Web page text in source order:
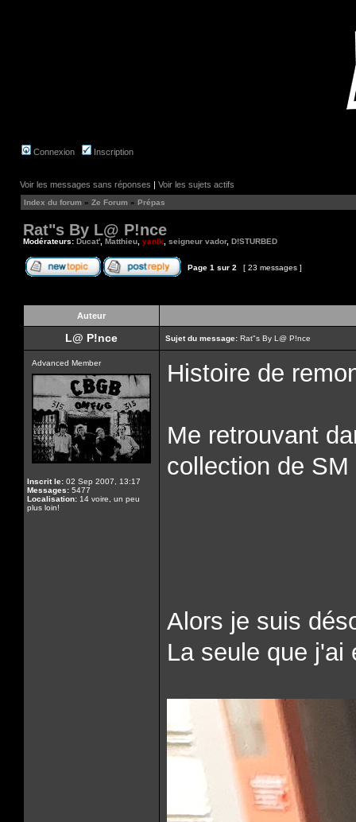
Connexion Inscription
Voir les messages sans réponses | Voir les sujets actifs
Index du forum » Ze Forum » Prépas
Rat"s By L@ P!nce
Modérateurs: Ducat' Matthieu yanik seigneur vador, D!STURBED
Page 1 sur 2 [ 23 messages ]
Auteur
L@ P!nce Sujet du message: Rat"s By L@ P!nce
Advanced Member
Inscrit le: 02 Sep 2007, 13:17
Messages: 5477
Localisation: 14 voire, un peu
plus loin!
Histoire de
Me retrouvant
collection de SM
Alors je suis
La seule que j'ai